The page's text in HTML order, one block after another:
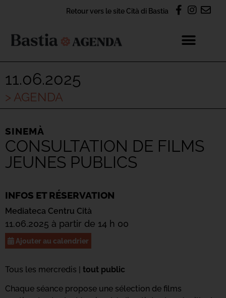
Retour vers le site Cità di Bastia
11.06.2025
> AGENDA
SINEMÀ
CONSULTATION DE FILMS
JEUNES PUBLICS
INFOS ET RÉSERVATION
Mediateca Centru Cità
11.06.2025 à partir de 14 h 00
Ajouter au calendrier
Tous les mercredis | tout public
Chaque séance propose une sélection de films